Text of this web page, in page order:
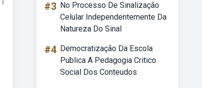
#3 No Processo De Sinalização
Celular Independentemente Da
Natureza Do Sinal
#4 Democratização Da Escola
Publica A Pedagogia Critico
Social Dos Conteudos